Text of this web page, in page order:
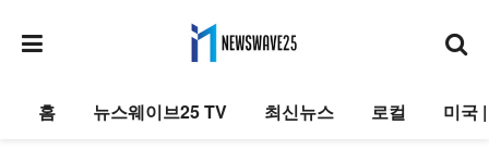
홈 뉴스웨이브25 TV 최신뉴스 로컬 미국